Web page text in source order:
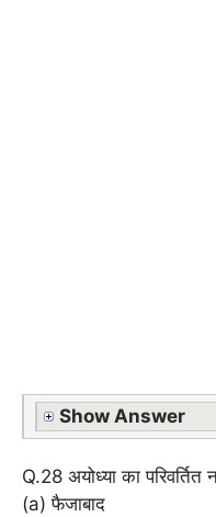
Show Answer
Q.28 अयोध्या का परिवर्तित
(a) फैजाबाद